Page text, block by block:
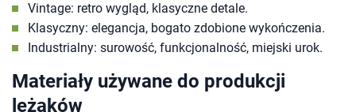
Vintage: retro wygląd, klasyczne detale.
Klasyczny: elegancja, bogato zdobione wykończenia.
Industrialny: surowość, funkcjonalność, miejski urok.
Materiały używane do produkcji
leżaków